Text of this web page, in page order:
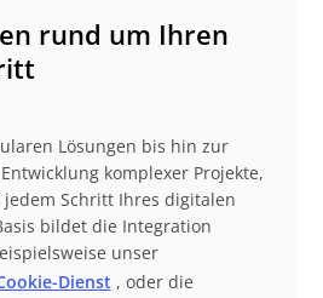
rund um Ihren
Lösungen bis hin zur
komplexer Projekte,
Schritt Ihres digitalen
bildet die Integration
unser
Dienst , oder die